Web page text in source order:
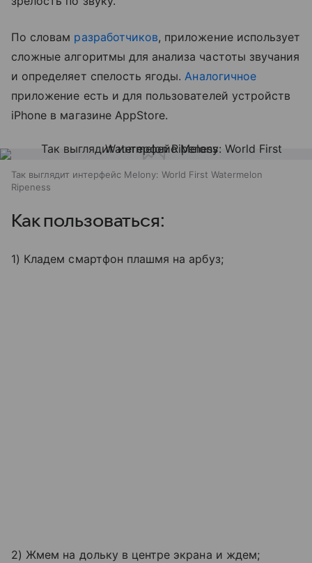
По словам разработчиков, приложение использует
сложные алгоритмы для анализа частоты звучания
и определяет спелость ягоды.Аналогичное
приложение есть и для пользователей устройств
iPhone в магазине AppStore.
Так выглядит интерфейс Melony: World First Watermelon
Ripeness
Как пользоваться:
1) Кладем смартфон плашмя на арбуз;
2) Жмем на дольку в центре экрана и ждем;